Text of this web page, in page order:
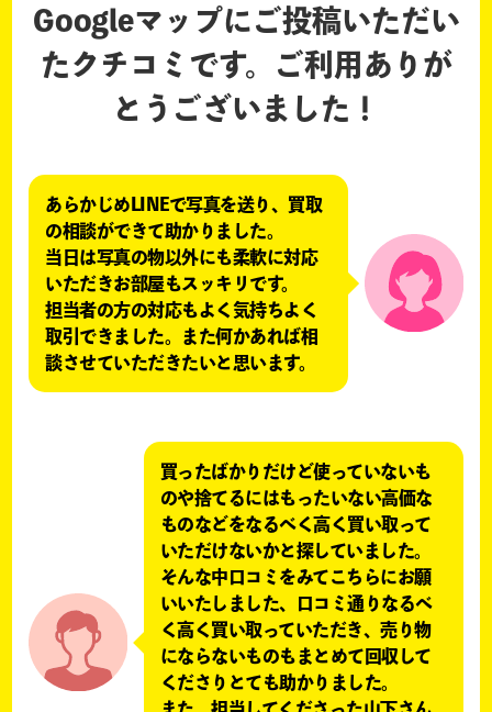
Googleマップにご投稿いただい
たクチコミです。
ご利用ありが
とうございました！
あらかじめLINEで写真を送り、買取
の相談ができて助かりました。
当日は写真の物以外にも柔軟に対応
いただきお部屋もスッキリです。
担当者の方の対応もよく気持ちよく
取引できました。また何かあれば相
談させていただきたいと思います。
買ったばかりだけど使っていないも
のや捨てるにはもったいない高価な
ものなどをなるべく高く買い取って
いただけないかと探していました。
そんな中口コミをみてこちらにお願
いいたしました、口コミ通りなるべ
く高く買い取っていただき、売り物
にならないものもまとめて回収して
くださりとても助かりました。
また、担当してくださった山下さん